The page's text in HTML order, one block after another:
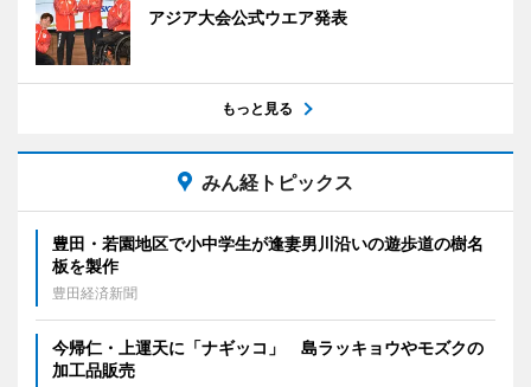
アジア大会公式ウエア発表
もっと見る
みん経トピックス
豊田・若園地区で小中学生が逢妻男川沿いの遊歩道の樹名
板を製作
豊田経済新聞
今帰仁・上運天に「ナギッコ」 島ラッキョウやモズクの
加工品販売